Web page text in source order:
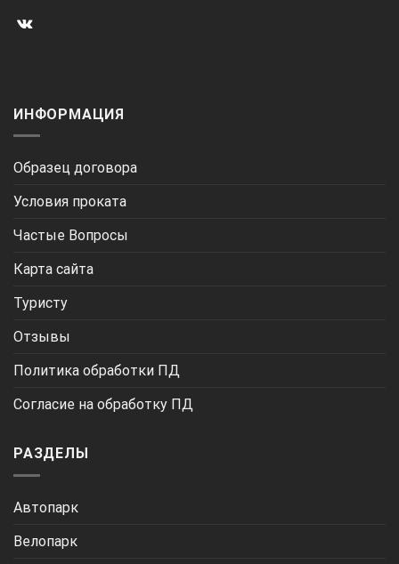
ИНФОРМАЦИЯ
Образец договора
Условия проката
Частые Вопросы
Карта сайта
Туристу
Отзывы
Политика обработки ПД
Согласие на обработку ПД
РАЗДЕЛЫ
Автопарк
Велопарк